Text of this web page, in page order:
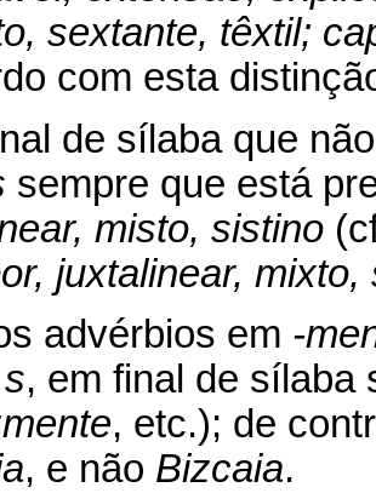
sextante, têxtil;
com esta
de sílaba que
sempre que está
misto, sistino
juxtalinear,
advérbios em -
s, em final de sílaba
, etc.); de
, e não Bizcaia.